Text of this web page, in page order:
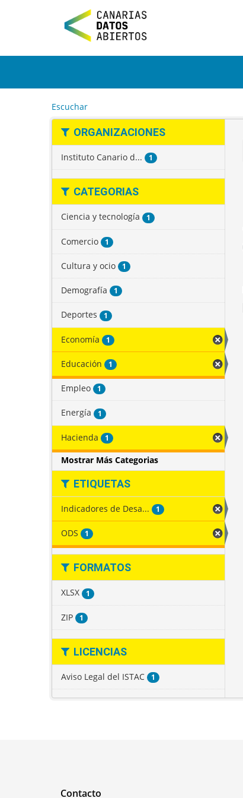
t
Escuchar
ORGANIZACIONES
Instituto Canario d... 1
CATEGORIAS
Ciencia y tecnología 1
Comercio 1
Cultura y ocio 1
Demografía 1
Deportes 1
Economía 1
Educación 1
Empleo 1
Energía 1
Hacienda 1
Mostrar Más Categorias
ETIQUETAS
Indicadores de Desa... 1
ODS 1
FORMATOS
XLSX 1
ZIP 1
LICENCIAS
Aviso Legal del ISTAC 1
Contacto